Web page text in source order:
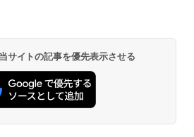
サイトの記事を優先表示させる